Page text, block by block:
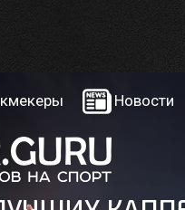
Новости